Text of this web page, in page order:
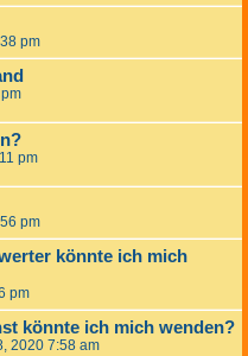
pm
pm
pm
könnte ich mich
pm
könnte ich mich wenden?
2020 7:58 am